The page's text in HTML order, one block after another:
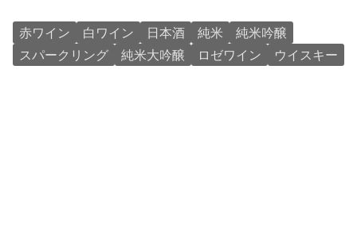
赤ワイン 白ワイン 日本酒 純米
純米吟醸
スパークリング
純米大吟醸 ロゼワイン ウイスキー